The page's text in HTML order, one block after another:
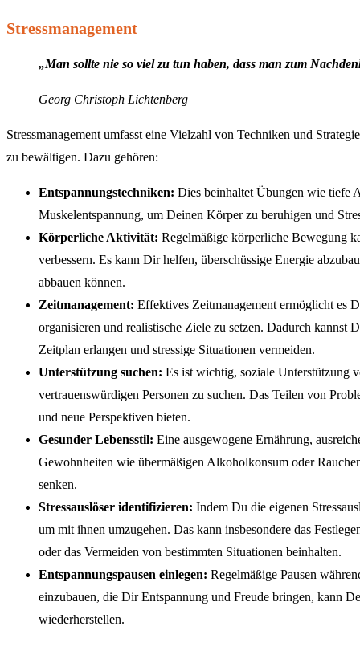
Stressmanagement
„Man sollte nie so viel zu tun haben, dass man zum
Georg Christoph Lichtenberg
Stressmanagement umfasst eine Vielzahl von Techniken und
zu bewältigen. Dazu gehören:
Entspannungstechniken: Dies beinhaltet Übungen wie tiefe
Muskelentspannung, um Deinen Körper zu beruhigen und
Körperliche Aktivität: Regelmäßige körperliche Bewegung
verbessern. Es kann Dir helfen, überschüssige Energie
abbauen können.
Zeitmanagement: Effektives Zeitmanagement ermöglicht es
organisieren und realistische Ziele zu setzen. Dadurch kannst
Zeitplan erlangen und stressige Situationen vermeiden.
Unterstützung suchen: Es ist wichtig, soziale Unterstützung
vertrauenswürdigen Personen zu suchen. Das Teilen von
und neue Perspektiven bieten.
Gesunder Lebensstil: Eine ausgewogene Ernährung,
Gewohnheiten wie übermäßigen Alkoholkonsum oder
senken.
Stressauslöser identifizieren: Indem Du die eigenen
um mit ihnen umzugehen. Das kann insbesondere das
oder das Vermeiden von bestimmten Situationen beinhalten.
Entspannungspausen einlegen: Regelmäßige Pausen
einzubauen, die Dir Entspannung und Freude bringen, kann
wiederherstellen.